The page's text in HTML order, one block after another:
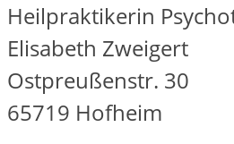
Heilpraktikerin
Elisabeth Zweigert
Ostpreußenstr. 30
65719 Hofheim